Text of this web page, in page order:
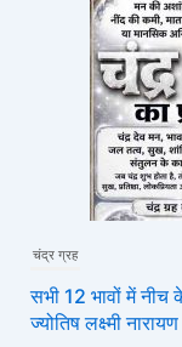
चंद्र ग्रह
सभी 12 भावों में
ज्योतिष लक्ष्मी